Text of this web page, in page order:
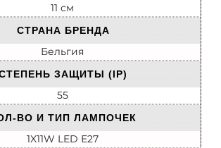
11 см
СТРАНА БРЕНДА
Бельгия
ЗАЩИТЫ (IP)
55
ВО И ТИП ЛАМПОЧЕК
1X11W LED E27